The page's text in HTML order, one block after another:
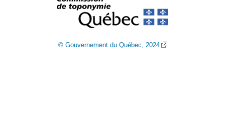
© Gouvernement du Québec, 2024